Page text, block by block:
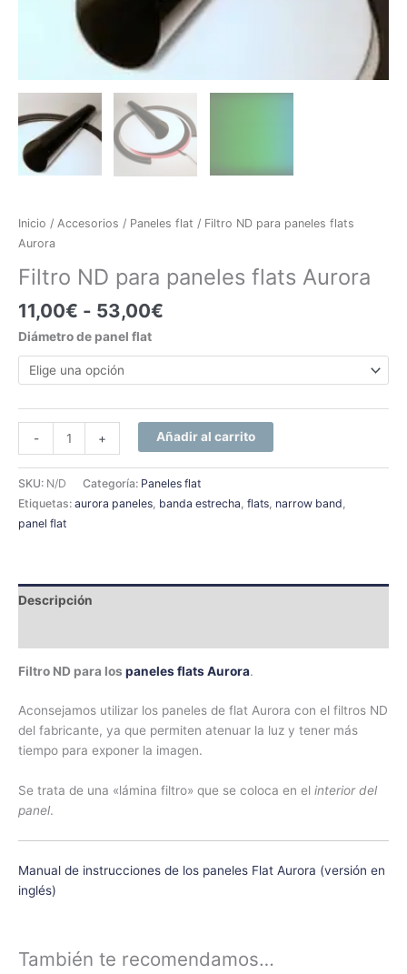
Inicio / Accesorios / Paneles flat / Filtro ND para paneles flats
Aurora
Filtro ND para paneles flats Aurora
11,00€ - 53,00€
Diámetro de panel flat
- + Añadir al carrito
SKU: N/D Categoría: Paneles flat
Etiquetas: aurora paneles banda estrecha flats narrow band
panel flat
Descripción
Filtro ND para los paneles flats Aurora.
Aconsejamos utilizar los paneles de flat Aurora con el filtros ND
del fabricante, ya que permiten atenuar la luz y tener más
tiempo para exponer la imagen.
Se trata de una «lámina filtro» que se coloca en el interior del
panel.
Manual de instrucciones de los paneles Flat Aurora (versión en
inglés)
También te recomendamos…